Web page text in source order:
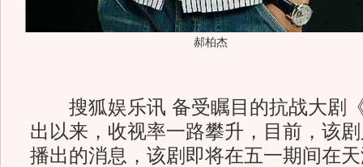
郝柏杰
搜狐娱乐讯 备受瞩目的抗战大剧
出以来，收视率一路攀升，目前，该
播出的消息，该剧即将在五一期间在